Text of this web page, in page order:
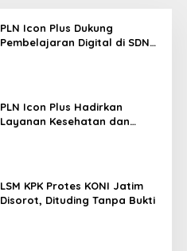
PLN Icon Plus Dukung
Pembelajaran Digital di SDN
PLN Icon Plus Hadirkan
Layanan Kesehatan dan
LSM KPK Protes KONI Jatim
Disorot, Dituding Tanpa Bukti